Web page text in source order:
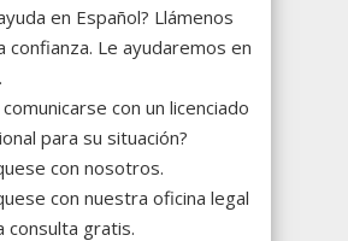
en Español? Llámenos
confianza. Le ayudaremos en
con un licenciado
para su situación?
con nosotros.
con nuestra oficina legal
consulta gratis.